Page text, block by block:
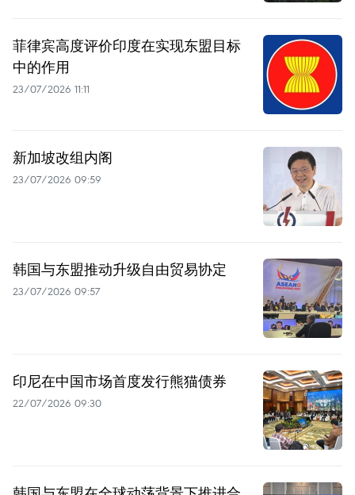
菲律宾高度评价印度在实现东盟目标
中的作用
23/07/2026 11:11
新加坡改组内阁
23/07/2026 09:59
韩国与东盟推动升级自由贸易协定
23/07/2026 09:57
印尼在中国市场首度发行熊猫债券
22/07/2026 09:30